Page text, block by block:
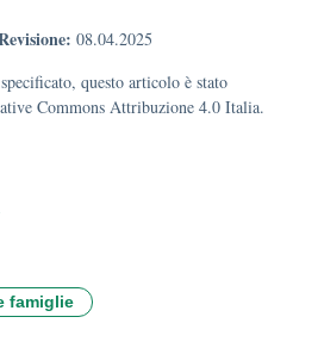
08.04.2025
questo articolo è stato
Commons Attribuzione 4.0 Italia.
famiglie